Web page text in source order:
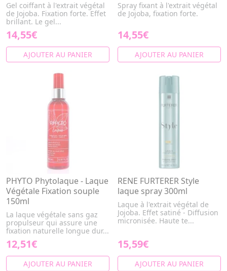
Gel coiffant à l'extrait végétal
de Jojoba. Fixation forte. Effet
brillant. Le gel...
14,55€
AJOUTER AU PANIER
Spray fixant à l'extrait végétal
de Jojoba, fixation forte.
14,55€
AJOUTER AU PANIER
PHYTO Phytolaque - Laque
Végétale Fixation souple
150ml
La laque végétale sans gaz
propulseur qui assure une
fixation naturelle longue dur...
12,51€
AJOUTER AU PANIER
RENE FURTERER Style
laque spray 300ml
Laque à l'extrait végétal de
Jojoba. Effet satiné - Diffusion
micronisée. Haute te...
15,59€
AJOUTER AU PANIER